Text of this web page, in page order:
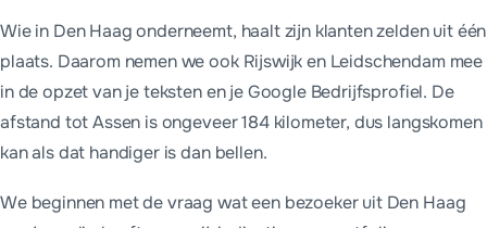
Wie in Den Haag onderneemt, haalt zijn klanten zelden uit één
plaats. Daarom nemen we ook Rijswijk en Leidschendam mee
in de opzet van je teksten en je Google Bedrijfsprofiel. De
afstand tot Assen is ongeveer 184 kilometer, dus langskomen
kan als dat handiger is dan bellen.
We beginnen met de vraag wat een bezoeker uit Den Haag